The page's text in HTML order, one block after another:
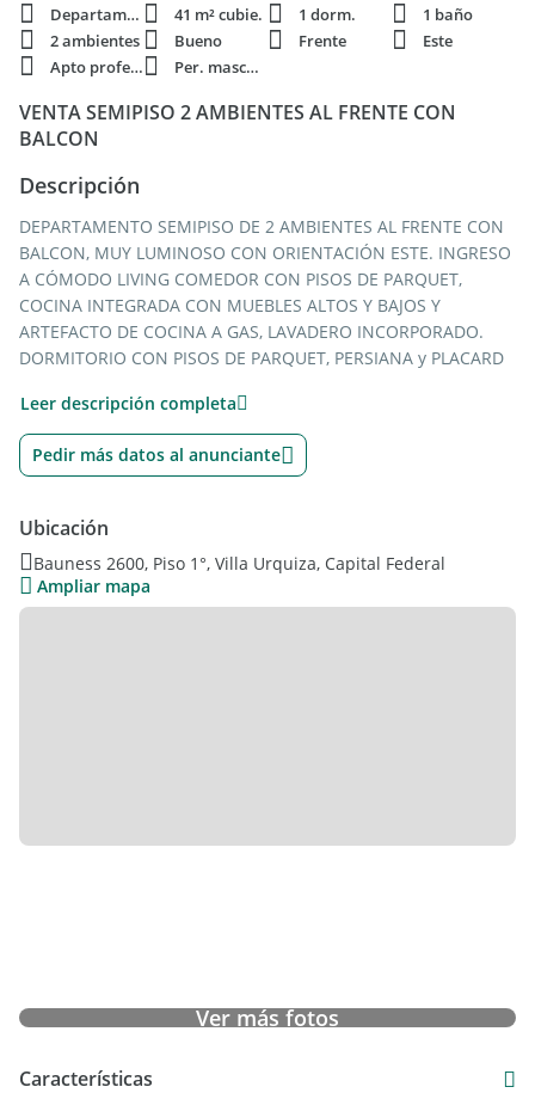
Departamento 41 m² cubie. 1 dorm.
1 baño
2 ambientes
Bueno Frente
Este
Apto profesi.
Per. mascota
VENTA SEMIPISO 2 AMBIENTES AL FRENTE CON
BALCON
Descripción
DEPARTAMENTO SEMIPISO DE 2 AMBIENTES AL FRENTE CON
BALCON, MUY LUMINOSO CON ORIENTACIÓN ESTE. INGRESO
A CÓMODO LIVING COMEDOR CON PISOS DE PARQUET,
COCINA INTEGRADA CON MUEBLES ALTOS Y BAJOS Y
ARTEFACTO DE COCINA A GAS, LAVADERO INCORPORADO.
DORMITORIO CON PISOS DE PARQUET, PERSIANA y PLACARD
INDIVIDUALES (AGUA CALIENTE POR TERMOTANQUE A GAS,
ESTUFAS EN LIVING Y DORMITORIO). APTO CRÉDITO
HIPOTECARIO, IDEAL PARA PRIMERA VIVIENDA. LAS EXPENSAS
SUBTE LINEA "B" ESTACIÓN JUAN MANUEL DE ROSAS Y TREN
MITRE ESTACIÓN "URQUIZA".
Leer descripción completa
Pedir más datos al anunciante
Ubicación
Bauness 2600, Piso 1°, Villa Urquiza, Capital Federal
Ampliar mapa
Ver más fotos
Características